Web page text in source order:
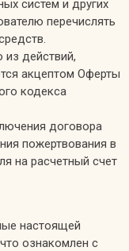
систем и других
перечислять
действий,
акцептом Оферты
кодекса
договора
пожертвования в
на расчетный счет
настоящей
ознакомлен с